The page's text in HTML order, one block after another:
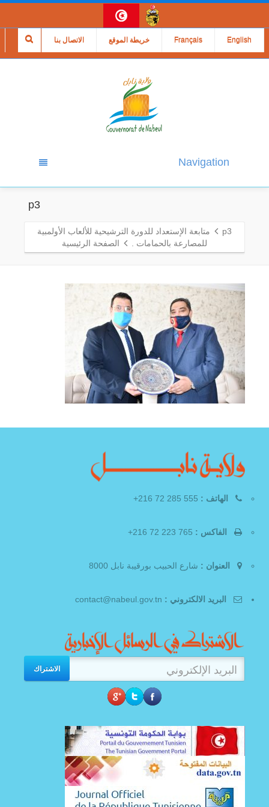
الاتصال بنا خريطة الموقع Français English
Navigation
p3
p3
متابعة الإستعداد للدورة الترشيحية للألعاب الأولمبية
للمصارعة بالحمامات .
الصفحة الرئيسية
الهاتف :
الفاكس :
العنوان : شارع الحبيب بورقيبة نابل 8000
البريد الالكتروني :
الاشتراك